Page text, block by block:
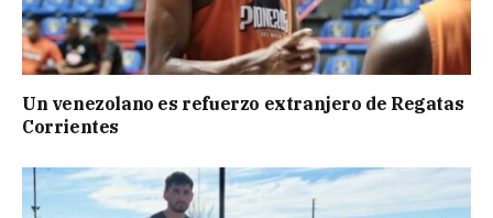
Un venezolano es refuerzo extranjero de Regatas
Corrientes